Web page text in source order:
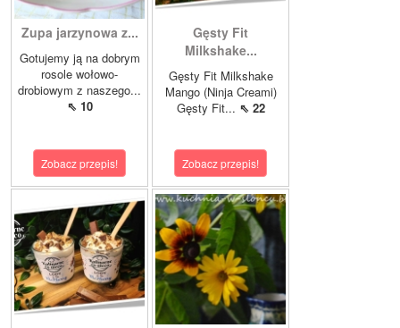
Zupa jarzynowa z...
Gotujemy ją na dobrym
rosole wołowo-
drobiowym z naszego...
⇖ 10
Zobacz przepis!
Gęsty Fit
Milkshake...
Gęsty Fit Milkshake
Mango (Ninja Creami)
Gęsty Fit... ⇖ 22
Zobacz przepis!